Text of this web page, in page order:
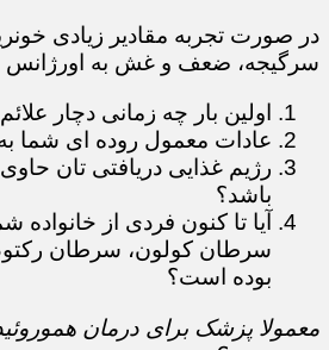
در صورت تجربه مقادیر زیادی
سرگیجه، ضعف و غش به اورژانس
​​​​​​​​​​​​​​اولین بار چه زمانی دچار
عادات معمول روده ای شما
رژیم غذایی دریافتی تان
باشد؟
آیا تا کنون فردی از خانواده
سرطان کولون، سرطان
بوده است؟​​​​​​​
معمولا پزشک برای درمان